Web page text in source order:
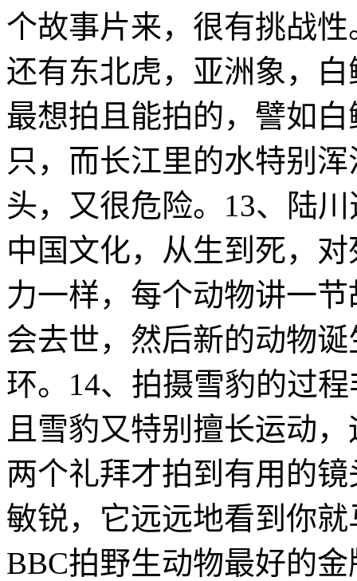
个故事片来，很有挑战
还有东北虎，亚洲象，
最想拍且能拍的，譬如
只，而长江里的水特别
头，又很危险。13、陆
中国文化，从生到死，
力一样，每个动物讲一
会去世，然后新的动物
环。14、拍摄雪豹的过
且雪豹又特别擅长运动
两个礼拜才拍到有用的
敏锐，它远远地看到你
BBC拍野生动物最好的